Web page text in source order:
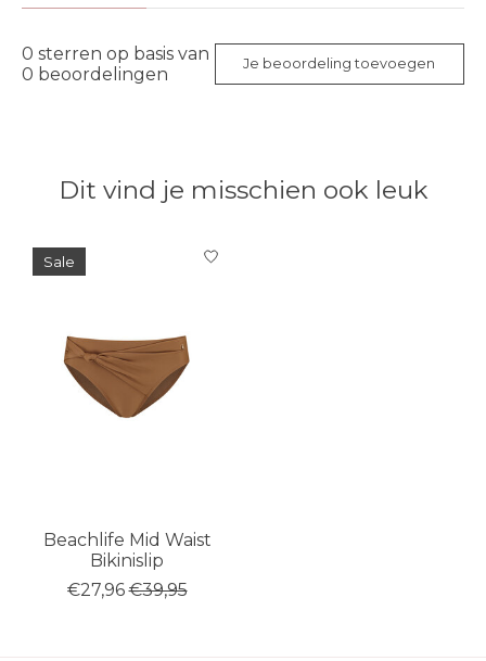
0 sterren op basis van
0 beoordelingen Je beoordeling toevoegen
Dit vind je misschien ook leuk
Items van productcarrousel
Sale
Beachlife Mid Waist
Bikinislip
€27,96 €39,95